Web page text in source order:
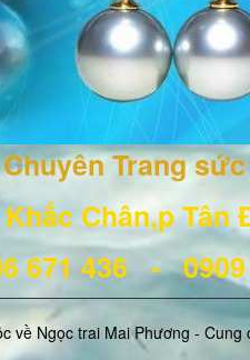
Trang
Chân,p Tân
671 436- 0909
về Ngọc trai Mai Phương - Cung